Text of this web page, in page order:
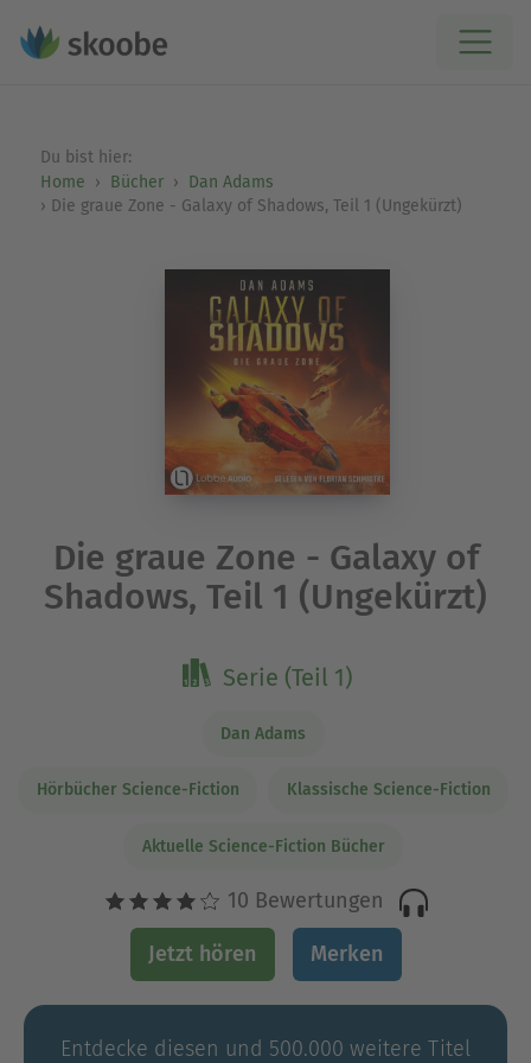
Du bist hier:
Home
Bücher
Dan Adams
Die graue Zone - Galaxy of Shadows, Teil 1 (Ungekürzt)
Die graue Zone - Galaxy of
Shadows, Teil 1 (Ungekürzt)
Serie (Teil 1)
Dan Adams
Hörbücher Science-Fiction Klassische Science-Fiction
Aktuelle Science-Fiction Bücher
10 Bewertungen
Jetzt hören Merken
Entdecke diesen und 500.000 weitere Titel